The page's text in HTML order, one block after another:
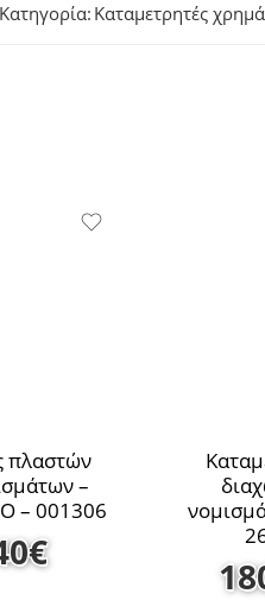
Κατηγορία: Καταμετρητές
πλαστών
–
– 001306
€